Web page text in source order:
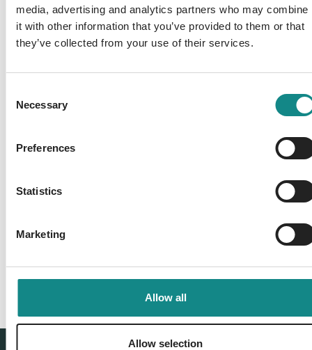
media, advertising and analytics partners who may combine
it with other information that you’ve provided to them or that
they’ve collected from your use of their services.
Selection
Necessary
Preferences
Statistics
Marketing
Allow all
Allow selection
PDF